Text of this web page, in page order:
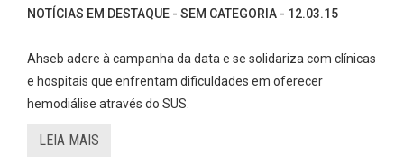
NOTÍCIAS EM DESTAQUE - SEM CATEGORIA - 12.03.15
Ahseb adere à campanha da data e se solidariza com clínicas
e hospitais que enfrentam dificuldades em oferecer
hemodiálise através do SUS.
LEIA MAIS